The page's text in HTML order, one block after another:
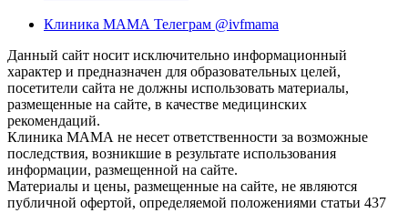
Клиника МАМА Телеграм @ivfmama
Данный сайт носит исключительно информационный
характер и предназначен для образовательных целей,
посетители сайта не должны использовать материалы,
размещенные на сайте, в качестве медицинских
рекомендаций.
Клиника МАМА не несет ответственности за возможные
последствия, возникшие в результате использования
информации, размещенной на сайте.
Материалы и цены, размещенные на сайте, не являются
публичной офертой, определяемой положениями статьи 437